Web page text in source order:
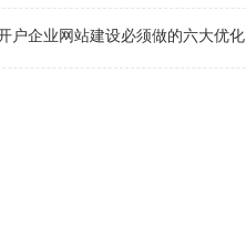
户企业网站建设必须做的六大优化